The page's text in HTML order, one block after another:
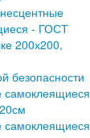
- ГОСТ
200х200,
безопасности
самоклеящиеся
самоклеящиеся